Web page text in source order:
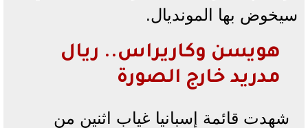
سيخوض بها المونديال.
هويسن وكاريراس.. ريال
مدريد خارج الصورة
شهدت قائمة إسبانيا غياب اثنين من